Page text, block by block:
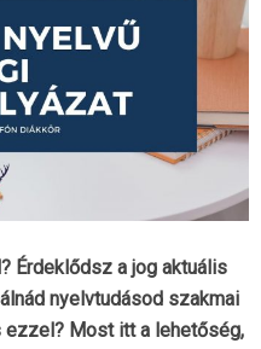
Érdeklődsz a jog aktuális
nyelvtudásod szakmai
ezzel? Most itt a lehetőség,